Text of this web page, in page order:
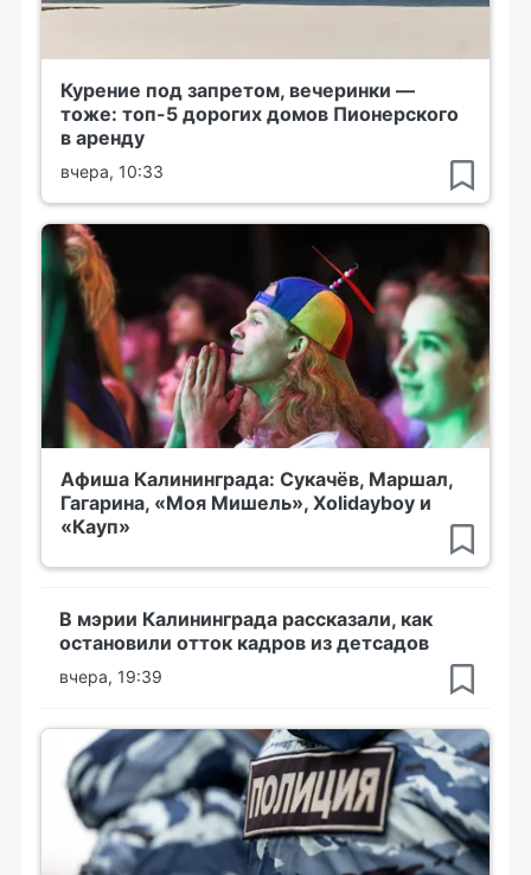
Курение под запретом, вечеринки —
тоже: топ-5 дорогих домов Пионерского
в аренду
вчера, 10:33
Афиша Калининграда: Сукачёв, Маршал,
Гагарина, «Моя Мишель», Xolidayboy и
«Кауп»
В мэрии Калининграда рассказали, как
остановили отток кадров из детсадов
вчера, 19:39